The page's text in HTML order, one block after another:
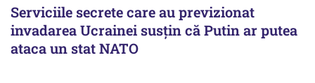
Serviciile secrete care au previzionat
invadarea Ucrainei susțin că Putin ar putea
ataca un stat NATO